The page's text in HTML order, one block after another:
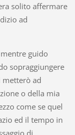
solito affermare
ad
guido
sopraggiungere
metterò ad
o della mia
come se quel
ed il tempo in
di